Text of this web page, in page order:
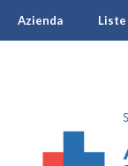
Azienda